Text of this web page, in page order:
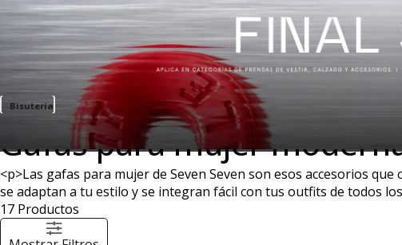
Bisuteria
Gafas para mujer
<p>Las gafas para mujer de Seven Seven son esos accesorios
se adaptan a tu estilo y se integran fácil con tus outfits de todos
17 Productos